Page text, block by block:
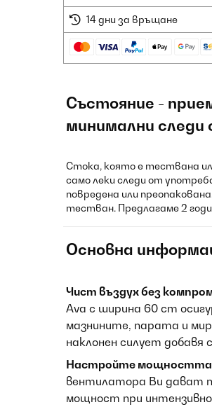
14 дни за връщане
Състояние -
минимални следи
Стока, която е тествана
само леки следи от
повредена или
тестван. Предлагаме 2
Основна
Чист въздух без
Ava с ширина 60 cm
мазнините, парата и
наклонен силует добавя
Настройте мощността
вентилатора Ви дават
мощност при